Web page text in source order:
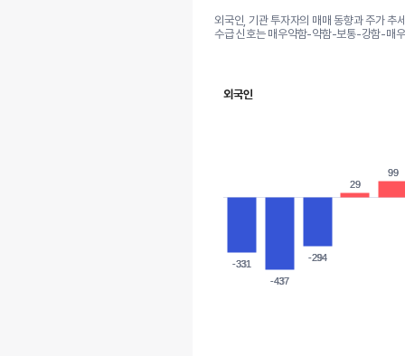
외국인, 기관 투자자의 매매 동향과 주가 추
수급 신호는 매우약함-약함-보통-강함-매
외국인
-331
-331
-437
-437
-294
-294
29
29
99
99